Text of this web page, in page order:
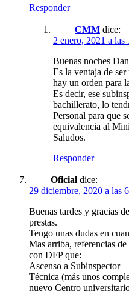
Responder
CMM dice:
2 enero, 2021 a las
Buenas noches
Es la ventaja de
hay un orden para
Es decir, ese
bachillerato, lo
Personal para que
equivalencia al
Saludos.
Responder
Oficial dice:
29 diciembre, 2020 a las
Buenas tardes y gracias
prestas.
Tengo unas dudas en
Mas arriba, referencias
con DFP que:
Ascenso a Subinspector
Técnica (más unos
nuevo Centro